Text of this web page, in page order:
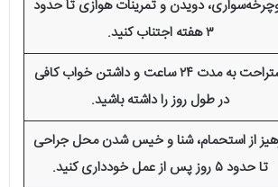
دویدن و تمرینات هوازی تا حدود
۳ هفته اجتناب کنید.
استراحت به مدت ۲۴ ساعت و داشتن خواب کافی
در طول روز را داشته باشید.
از استحمام، شنا و خیس شدن محل جراحی
تا حدود ۵ روز پس از عمل خودداری کنید.